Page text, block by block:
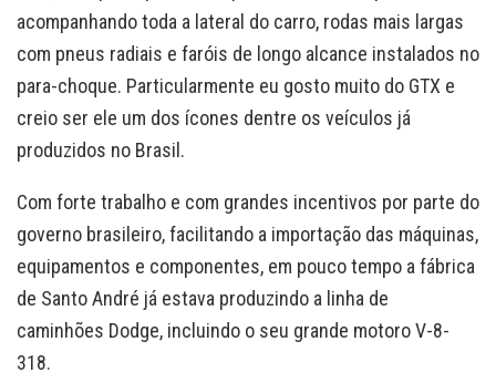
acompanhando toda a lateral do carro, rodas mais largas
com pneus radiais e faróis de longo alcance instalados no
para-choque. Particularmente eu gosto muito do GTX e
creio ser ele um dos ícones dentre os veículos já
produzidos no Brasil.
Com forte trabalho e com grandes incentivos por parte do
governo brasileiro, facilitando a importação das máquinas,
equipamentos e componentes, em pouco tempo a fábrica
de Santo André já estava produzindo a linha de
caminhões Dodge, incluindo o seu grande motoro V-8-
318.